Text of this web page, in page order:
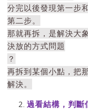
分完以後發現第一步
第二步。
那就再拆，是解決大
決放的方式問題
？
再拆到某個小點，把
解決。
過看結構，判斷